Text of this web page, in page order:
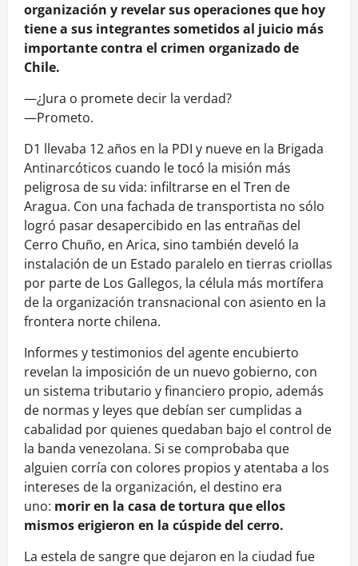
organización y revelar sus operaciones que hoy
tiene a sus integrantes sometidos al juicio más
importante contra el crimen organizado de
Chile.
—¿Jura o promete decir la verdad?
—Prometo.
D1 llevaba 12 años en la PDI y nueve en la Brigada
Antinarcóticos cuando le tocó la misión más
peligrosa de su vida: infiltrarse en el Tren de
Aragua. Con una fachada de transportista no sólo
logró pasar desapercibido en las entrañas del
Cerro Chuño, en Arica, sino también develó la
instalación de un Estado paralelo en tierras criollas
por parte de Los Gallegos, la célula más mortífera
de la organización transnacional con asiento en la
frontera norte chilena.
Informes y testimonios del agente encubierto
revelan la imposición de un nuevo gobierno, con
un sistema tributario y financiero propio, además
de normas y leyes que debían ser cumplidas a
cabalidad por quienes quedaban bajo el control de
la banda venezolana. Si se comprobaba que
alguien corría con colores propios y atentaba a los
intereses de la organización, el destino era
uno: morir en la casa de tortura que ellos
mismos erigieron en la cúspide del cerro.
La estela de sangre que dejaron en la ciudad fue